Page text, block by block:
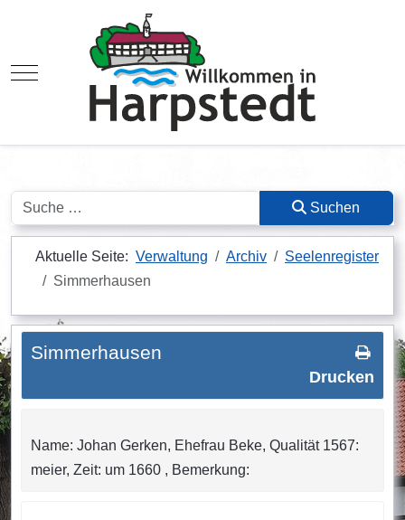
Mobile Menu Toggle
Suchen Suchen
Aktuelle Seite: Verwaltung Archiv
Seelenregister
Simmerhausen
Drucken
Simmerhausen
Name: Johan Gerken, Ehefrau Beke, Qualität 1567:
meier, Zeit: um 1660 , Bemerkung: